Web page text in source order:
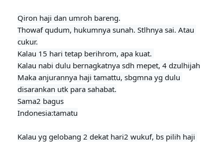
Qiron haji dan umroh bareng.
Thowaf qudum, hukumnya sunah. Stlhnya sai. Atau
cukur.
Kalau 15 hari tetap berihrom, apa kuat.
Kalau nabi dulu bernagkatnya sdh mepet, 4 dzulhijah
Maka anjurannya haji tamattu, sbgmna yg dulu
disarankan utk para sahabat.
Sama2 bagus
Indonesia:tamatu
Kalau yg gelobang 2 dekat hari2 wukuf, bs pilih haji